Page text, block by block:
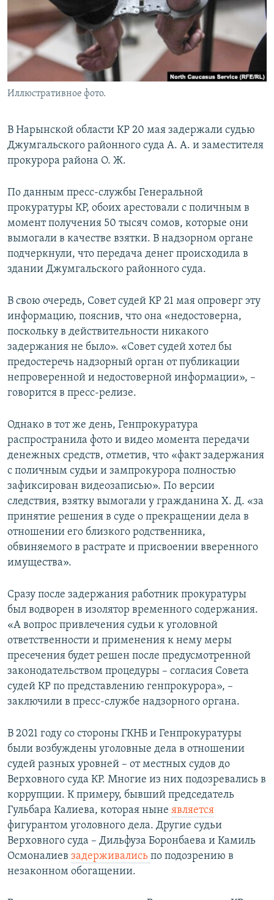
Иллюстративное фото.
В Нарынской области КР 20 мая задержали судью
Джумгальского районного суда А. А. и заместителя
прокурора района О. Ж.
По данным пресс-службы Генеральной
прокуратуры КР, обоих арестовали с поличным в
момент получения 50 тысяч сомов, которые они
вымогали в качестве взятки. В надзорном органе
подчеркнули, что передача денег происходила в
здании Джумгальского районного суда.
В свою очередь, Совет судей КР 21 мая опроверг эту
информацию, пояснив, что она «недостоверна,
поскольку в действительности никакого
задержания не было». «Совет судей хотел бы
предостеречь надзорный орган от публикации
непроверенной и недостоверной информации», –
говорится в пресс-релизе.
Однако в тот же день, Генпрокуратура
распространила фото и видео момента передачи
денежных средств, отметив, что «факт задержания
с поличным судьи и зампрокурора полностью
зафиксирован видеозаписью». По версии
следствия, взятку вымогали у гражданина Х. Д. «за
принятие решения в суде о прекращении дела в
отношении его близкого родственника,
обвиняемого в растрате и присвоении вверенного
имущества».
Сразу после задержания работник прокуратуры
был водворен в изолятор временного содержания.
«А вопрос привлечения судьи к уголовной
ответственности и применения к нему меры
пресечения будет решен после предусмотренной
законодательством процедуры – согласия Совета
судей КР по представлению генпрокурора», –
заключили в пресс-службе надзорного органа.
В 2021 году со стороны ГКНБ и Генпрокуратуры
были возбуждены уголовные дела в отношении
судей разных уровней – от местных судов до
Верховного суда КР. Многие из них подозревались в
коррупции. К примеру, бывший председатель
Гульбара Калиева, которая ныне является
фигурантом уголовного дела. Другие судьи
Верховного суда – Дильфуза Боронбаева и Камиль
Осмоналиев задерживались по подозрению в
незаконном обогащении.